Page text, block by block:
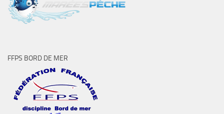
FFPS BORD DE MER